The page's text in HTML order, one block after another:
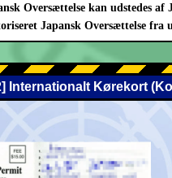
Oversættelse kan udstedes
Japansk Oversættelse fra
Internationalt Kørekort